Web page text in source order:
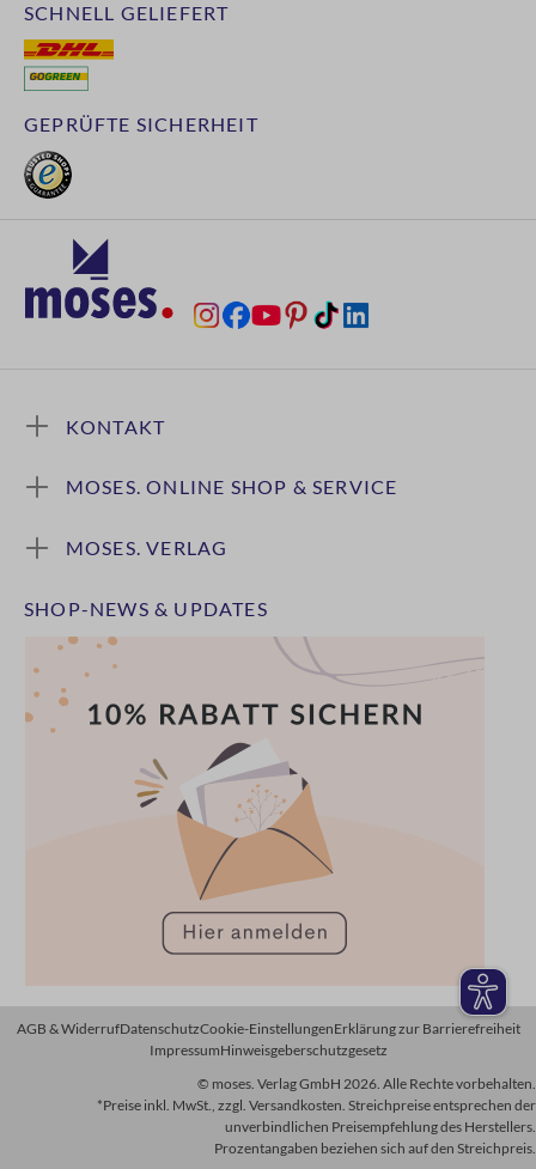
GEPRÜFTE SICHERHEIT
SCHNELL GELIEFERT
KONTAKT
MOSES. ONLINE SHOP & SERVICE
MOSES. VERLAG
SHOP-NEWS & UPDATES
AGB & WiderrufDatenschutzCookie-EinstellungenErklärung zur Barrierefreiheit
ImpressumHinweisgeberschutzgesetz
© moses. Verlag GmbH 2026. Alle Rechte vorbehalten.
*Preise inkl. MwSt., zzgl. Versandkosten. Streichpreise entsprechen der
unverbindlichen Preisempfehlung des Herstellers.
Prozentangaben beziehen sich auf den Streichpreis.